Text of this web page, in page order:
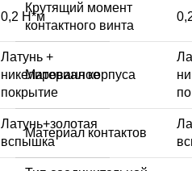
0,2 Н*м
Латунь +
никелированное
покрытие
Латунь+золотая
вспышка
Крутящий момент
контактного винта
Материал корпуса
Материал контактов